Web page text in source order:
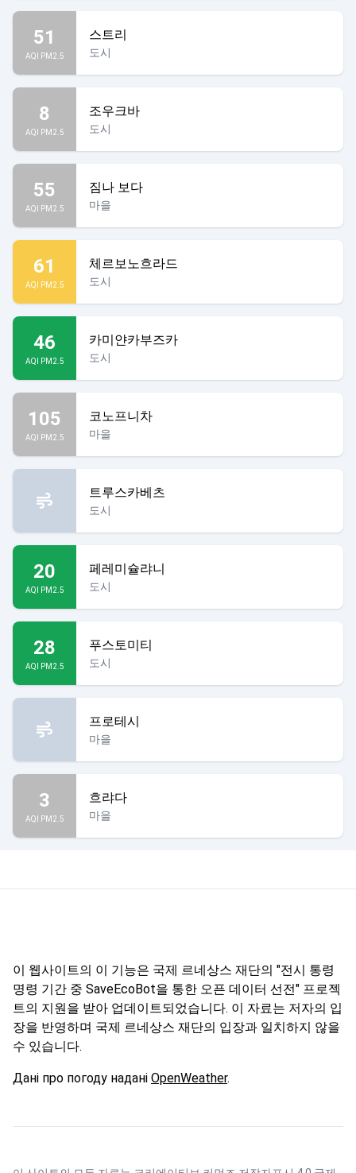
51
AQI PM2.5
스트리
도시
8
AQI PM2.5
조우크바
도시
55
AQI PM2.5
짐나 보다
마을
61
AQI PM2.5
체르보노흐라드
도시
46
AQI PM2.5
카미얀카부즈카
도시
105
AQI PM2.5
코노프니차
마을
트루스카베츠
도시
20
AQI PM2.5
페레미슐랴니
도시
28
AQI PM2.5
푸스토미티
도시
프로테시
마을
3
AQI PM2.5
흐랴다
마을
이 웹사이트의 이 기능은 국제 르네상스 재단의 "전시 통령
명령 기간 중 SaveEcoBot을 통한 오픈 데이터 선전" 프로젝
트의 지원을 받아 업데이트되었습니다. 이 자료는 저자의 입
장을 반영하며 국제 르네상스 재단의 입장과 일치하지 않을
수 있습니다.
Дані про погоду надані OpenWeather.